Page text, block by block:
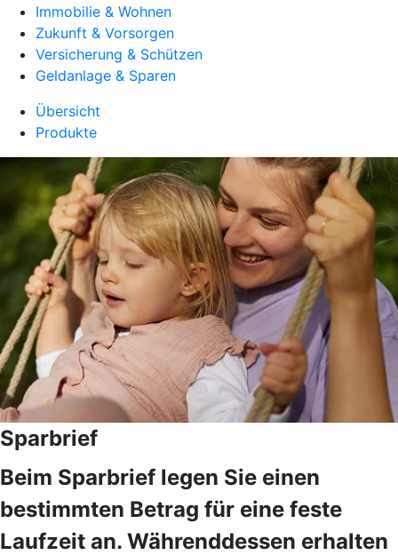
Immobilie & Wohnen
Zukunft & Vorsorgen
Versicherung & Schützen
Geldanlage & Sparen
Übersicht
Produkte
Sparbrief
Beim Sparbrief legen Sie einen
bestimmten Betrag für eine feste
Laufzeit an. Währenddessen erhalten